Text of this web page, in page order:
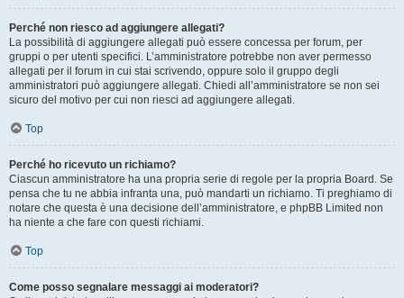
Perché non riesco ad aggiungere allegati?
La possibilità di aggiungere allegati può essere concessa per forum, per
gruppi o per utenti specifici. L’amministratore potrebbe non aver permesso
allegati per il forum in cui stai scrivendo, oppure solo il gruppo degli
amministratori può aggiungere allegati. Chiedi all’amministratore se non sei
sicuro del motivo per cui non riesci ad aggiungere allegati.
Top
Perché ho ricevuto un richiamo?
Ciascun amministratore ha una propria serie di regole per la propria Board. Se
pensa che tu ne abbia infranta una, può mandarti un richiamo. Ti preghiamo di
notare che questa è una decisione dell’amministratore, e phpBB Limited non
ha niente a che fare con questi richiami.
Top
Come posso segnalare messaggi ai moderatori?